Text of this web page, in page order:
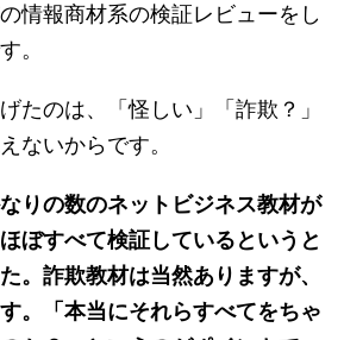
情報商材系の検証レビューをし
。
たのは、「怪しい」「詐欺？」
ないからです。
りの数のネットビジネス教材が
ぼすべて検証しているというと
。詐欺教材は当然ありますが、
。「本当にそれらすべてをちゃ